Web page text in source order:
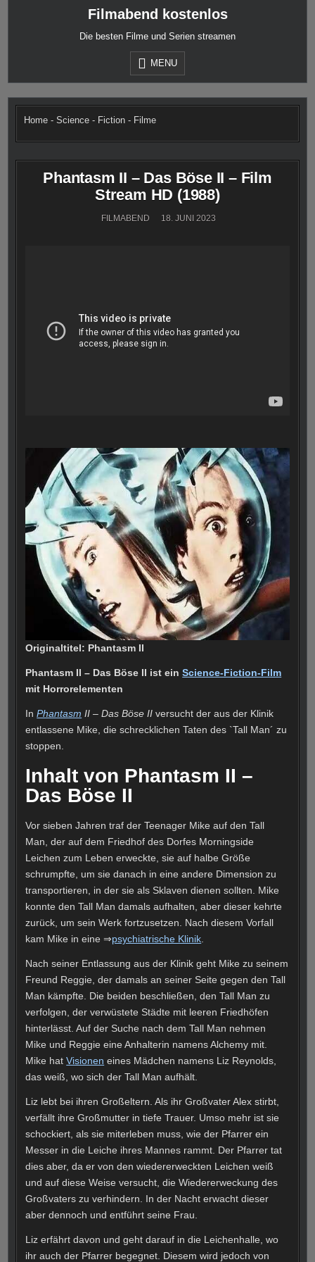
Filmabend kostenlos
Die besten Filme und Serien streamen
MENU
Home -Science - Fiction - Filme
Phantasm II – Das Böse II – Film
Stream HD (1988)
FILMABEND 18. JUNI 2023
Originaltitel: Phantasm II
Phantasm II – Das Böse II ist einScience-Fiction-Film
mit Horrorelementen
InPhantasm II – Das Böse II versucht der aus der Klinik
entlassene Mike, die schrecklichen Taten des `Tall Man´ zu
stoppen.
Inhalt von Phantasm II –
Das Böse II
Vor sieben Jahren traf der Teenager Mike auf den Tall
Man, der auf dem Friedhof des Dorfes Morningside
Leichen zum Leben erweckte, sie auf halbe Größe
schrumpfte, um sie danach in eine andere Dimension zu
transportieren, in der sie als Sklaven dienen sollten. Mike
konnte den Tall Man damals aufhalten, aber dieser kehrte
zurück, um sein Werk fortzusetzen. Nach diesem Vorfall
kam Mike in eine ⇒psychiatrische Klinik
Nach seiner Entlassung aus der Klinik geht Mike zu seinem
Freund Reggie, der damals an seiner Seite gegen den Tall
Man kämpfte. Die beiden beschließen, den Tall Man zu
verfolgen, der verwüstete Städte mit leeren Friedhöfen
hinterlässt. Auf der Suche nach dem Tall Man nehmen
Mike und Reggie eine Anhalterin namens Alchemy mit.
Mike hatVisionen eines Mädchen namens Liz Reynolds,
das weiß, wo sich der Tall Man aufhält.
Liz lebt bei ihren Großeltern. Als ihr Großvater Alex stirbt,
verfällt ihre Großmutter in tiefe Trauer. Umso mehr ist sie
schockiert, als sie miterleben muss, wie der Pfarrer ein
Messer in die Leiche ihres Mannes rammt. Der Pfarrer tat
dies aber, da er von den wiedererweckten Leichen weiß
und auf diese Weise versucht, die Wiedererweckung des
Großvaters zu verhindern. In der Nacht erwacht dieser
aber dennoch und entführt seine Frau.
Liz erfährt davon und geht darauf in die Leichenhalle, wo
ihr auch der Pfarrer begegnet. Diesem wird jedoch von